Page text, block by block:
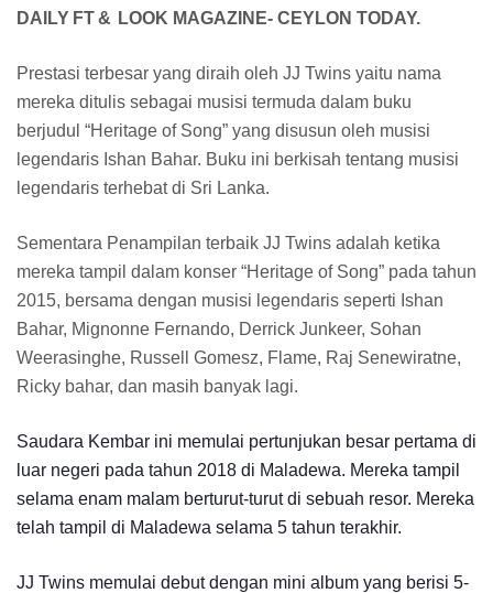
DAILY FT& LOOK MAGAZINE- CEYLON TODAY.
Prestasi terbesar yang diraih oleh JJ Twins yaitu nama
mereka ditulis sebagai musisi termuda dalam buku
berjudul “Heritage of Song” yang disusun oleh musisi
legendaris Ishan Bahar. Buku ini berkisah tentang musisi
legendaris terhebat di Sri Lanka.
Sementara Penampilan terbaik JJ Twins adalah ketika
mereka tampil dalam konser “Heritage of Song” pada tahun
2015, bersama dengan musisi legendaris seperti Ishan
Bahar, Mignonne Fernando, Derrick Junkeer, Sohan
Weerasinghe, Russell Gomesz, Flame, Raj Senewiratne,
Ricky bahar, dan masih banyak lagi.
Saudara Kembar ini memulai pertunjukan besar pertama di
luar negeri pada tahun 2018 di Maladewa. Mereka tampil
selama enam malam berturut-turut di sebuah resor. Mereka
telah tampil di Maladewa selama 5 tahun terakhir.
JJ Twins memulai debut dengan mini album yang berisi 5-